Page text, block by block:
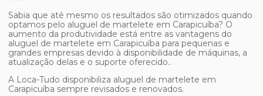
Sabia que até mesmo os resultados são otimizados quando
optamos pelo aluguel de martelete em Carapicuíba? O
aumento da produtividade está entre as vantagens do
aluguel de martelete em Carapicuíba para pequenas e
grandes empresas devido à disponibilidade de máquinas, a
atualização delas e o suporte oferecido..
A Loca-Tudo disponibiliza aluguel de martelete em
Carapicuíba sempre revisados e renovados.